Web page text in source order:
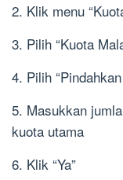
2. Klik menu
3. Pilih “Kuota
4. Pilih
5. Masukkan
kuota utama
6. Klik “Ya”